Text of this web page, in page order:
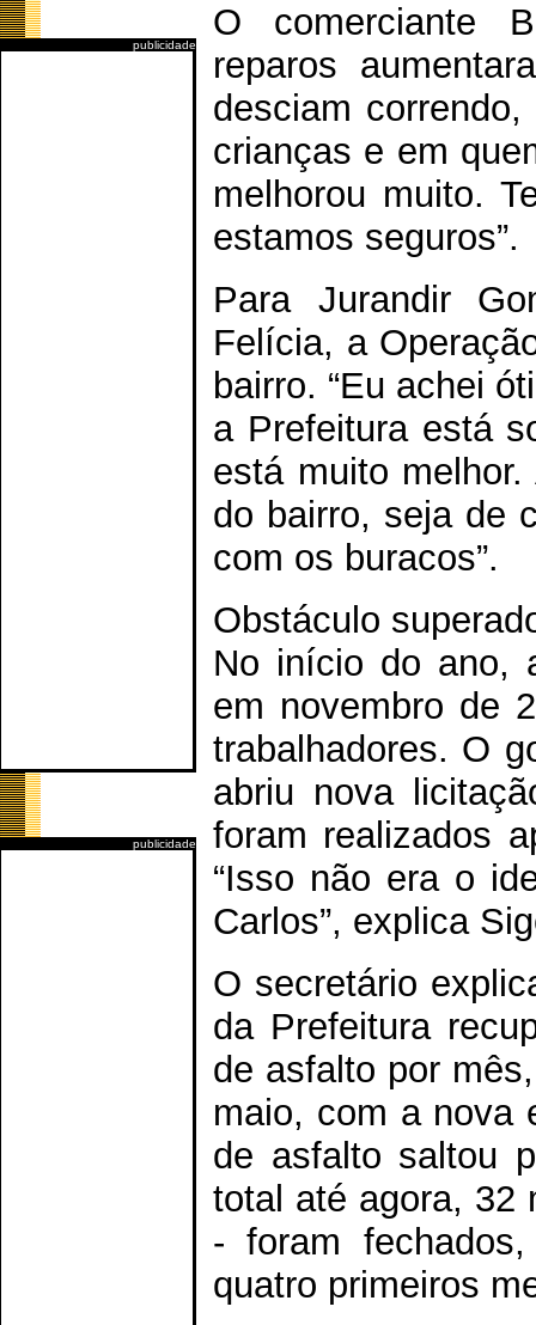
publicidade
publicidade
O comerciante
reparos
desciam
crianças e em
melhorou muito.
estamos seguros”.
Para Jurandir
Felícia, a
bairro. “Eu achei
a Prefeitura está
está muito
do bairro, seja de
com os buracos”.
Obstáculo
No início do ano,
em novembro de
trabalhadores. O
abriu nova
foram realizados
“Isso não era o
Carlos”, explica
O secretário
da Prefeitura
de asfalto por
maio, com a nova
de asfalto saltou
total até agora, 32
- foram
quatro primeiros